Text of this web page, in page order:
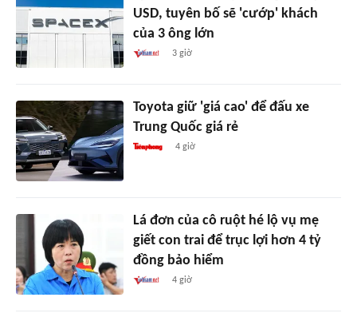
USD, tuyên bố sẽ 'cướp' khách
của 3 ông lớn
3 giờ
Toyota giữ 'giá cao' để đấu xe
Trung Quốc giá rẻ
4 giờ
Lá đơn của cô ruột hé lộ vụ mẹ
giết con trai để trục lợi hơn 4 tỷ
đồng bảo hiểm
4 giờ